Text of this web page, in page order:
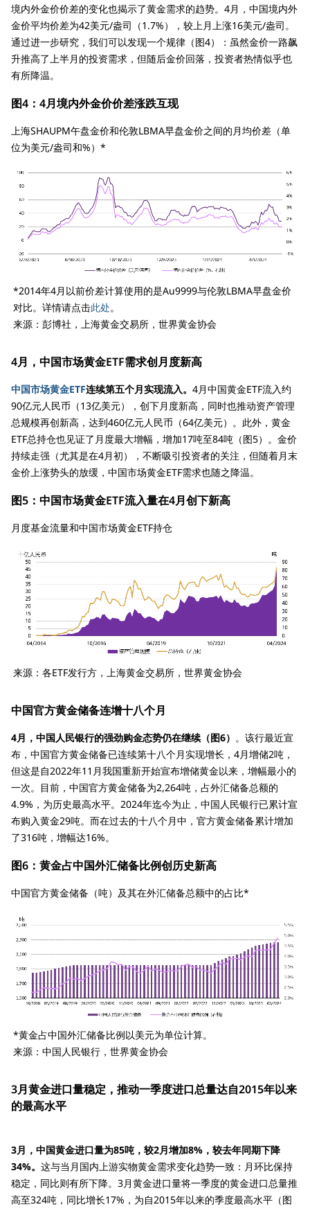
境内外金价价差的变化也揭示了黄金需求的趋势。4月，中国境内外
金价平均价差为42美元/盎司（1.7%），较上月上涨16美元/盎司。
通过进一步研究，我们可以发现一个规律（图4）：虽然金价一路飙
升推高了上半月的投资需求，但随后金价回落，投资者热情似乎也
有所降温。
图4：4月境内外金价价差涨跌互现
上海SHAUPM午盘金价和伦敦LBMA早盘金价之间的月均价差（单
位为美元/盎司和%）*
*2014年4月以前价差计算使用的是Au9999与伦敦LBMA早盘金价
对比。详情请点击此处。
来源：彭博社，上海黄金交易所，世界黄金协会
4月，中国市场黄金ETF需求创月度新高
中国市场黄金ETF连续第五个月实现流入。 4月中国黄金ETF流入约
90亿元人民币（13亿美元），创下月度新高，同时也推动资产管理
总规模再创新高，达到460亿元人民币（64亿美元）。此外，黄金
ETF总持仓也见证了月度最大增幅，增加17吨至84吨（图5）。金价
持续走强（尤其是在4月初），不断吸引投资者的关注，但随着月末
金价上涨势头的放缓，中国市场黄金ETF需求也随之降温。
图5：中国市场黄金ETF流入量在4月创下新高
月度基金流量和中国市场黄金ETF持仓
来源：各ETF发行方，上海黄金交易所，世界黄金协会
中国官方黄金储备连增十八个月
4月，中国人民银行的强劲购金态势仍在继续（图6） 。该行最近宣
布，中国官方黄金储备已连续第十八个月实现增长，4月增储2吨，
但这是自2022年11月我国重新开始宣布增储黄金以来，增幅最小的
一次。目前，中国官方黄金储备为2,264吨，占外汇储备总额的
4.9%，为历史最高水平。2024年迄今为止，中国人民银行已累计宣
布购入黄金29吨。而在过去的十八个月中，官方黄金储备累计增加
了316吨，增幅达16%。
图6：黄金占中国外汇储备比例创历史新高
中国官方黄金储备（吨）及其在外汇储备总额中的占比*
*黄金占中国外汇储备比例以美元为单位计算。
来源：中国人民银行，世界黄金协会
3月黄金进口量稳定，推动一季度进口总量达自2015年以来
的最高水平
3月，中国黄金进口量为85吨，较2月增加8%，较去年同期下降
34%。 这与当月国内上游实物黄金需求变化趋势一致：月环比保持
稳定，同比则有所下降。3月黄金进口量将一季度的黄金进口总量推
高至324吨，同比增长17%，为自2015年以来的季度最高水平（图